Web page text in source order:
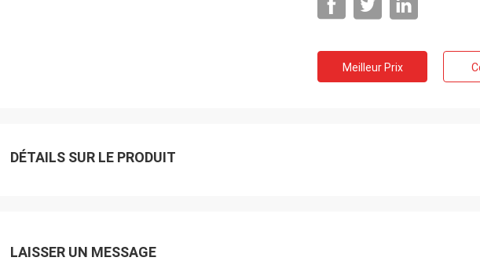
coopération.
Meilleur Prix
DÉTAILS SUR LE PRODUIT
LAISSER UN MESSAGE